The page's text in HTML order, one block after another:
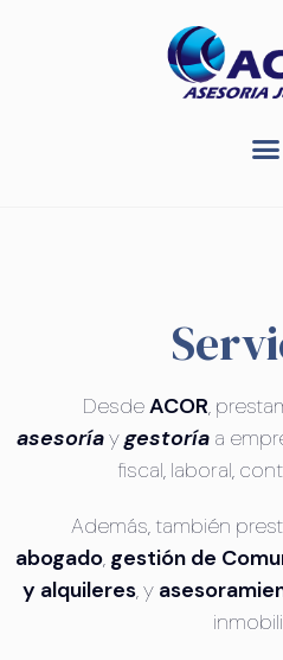
DesdeACOR,
asesoríaygestoría a
fiscal, laboral,
Además, también
abogado, gestión de
y alquileres, y